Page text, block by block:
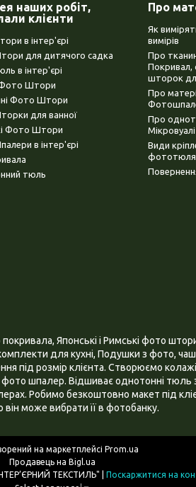
наших робіт,
клієнти
в інтер'єрі
для дитячого садка
в інтер'єрі
Фото Штори
Фото Штори
для ванної
Фото Штори
в інтер'єрі
тюль
Про
Як
вимірів
Про
Покривал,
шторок
Про
Про
Мікровуалі
Види
фототюля
Японські і Римські фото
для кухні, Подушки з фото,
під розмір клієнта. Створюємо
фото шпалер. Відшиває однотонні тюль
Робимо безкоштовно макет під
може вибрати її в фотобанку.
на маркетплейсі Prom.ua
Продавець на Bigl.ua
Поскаржитися на